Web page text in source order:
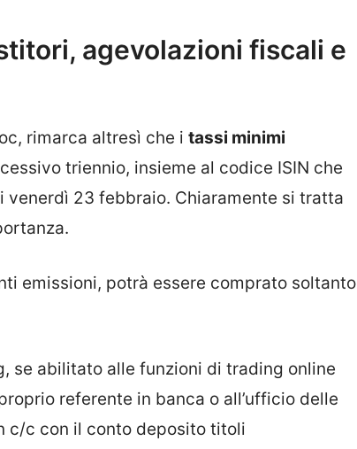
agevolazioni fiscali e
rimarca altresì che i tassi minimi
triennio, insieme al codice ISIN che
23 febbraio. Chiaramente si tratta
emissioni, potrà essere comprato soltanto
se abilitato alle funzioni di trading online
referente in banca o all’ufficio delle
c/c con il conto deposito titoli